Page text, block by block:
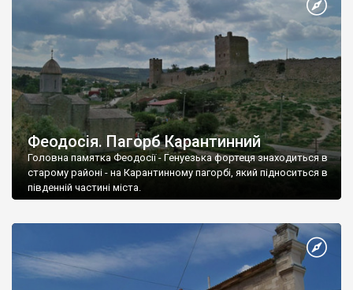
Феодосія. Пагорб Карантинний
Головна памятка Феодосії - Генуезька фортеця знаходиться в
старому районі - на Карантинному пагорбі, який підноситься в
південній частині міста.